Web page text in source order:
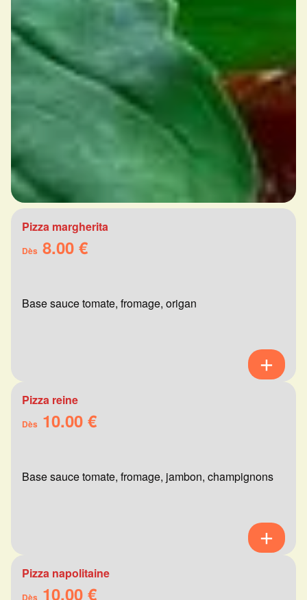
Pizza margherita
Dès 8.00 €
Base sauce tomate, fromage, origan
Pizza reine
Dès 10.00 €
Base sauce tomate, fromage, jambon, champignons
Pizza napolitaine
Dès 10.00 €